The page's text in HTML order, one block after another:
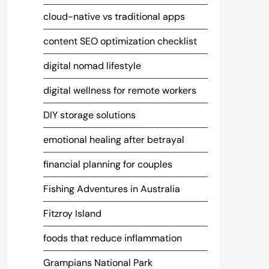
cloud-native vs traditional apps
content SEO optimization checklist
digital nomad lifestyle
digital wellness for remote workers
DIY storage solutions
emotional healing after betrayal
financial planning for couples
Fishing Adventures in Australia
Fitzroy Island
foods that reduce inflammation
Grampians National Park